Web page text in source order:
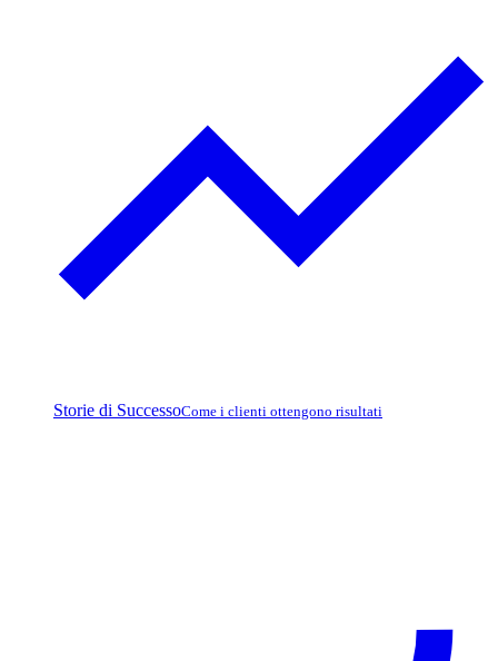
Storie di SuccessoCome i clienti ottengono risultati